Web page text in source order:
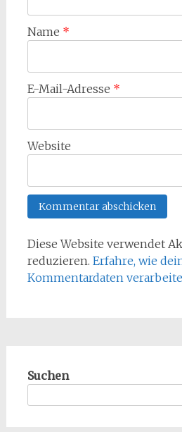
Name *
E-Mail-Adresse *
Website
Diese Website verwendet
reduzieren. Erfahre, wie
Kommentardaten
Suchen